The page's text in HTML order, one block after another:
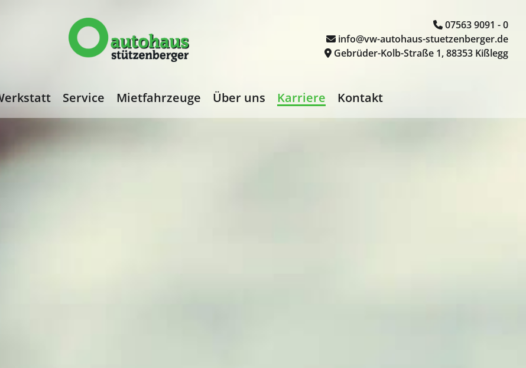
 07563 9091 - 0
 info@vw-autohaus-stuetzenberger.de
 Gebrüder-Kolb-Straße 1, 88353 Kißlegg
Service Mietfahrzeuge Über uns Karriere Kontakt